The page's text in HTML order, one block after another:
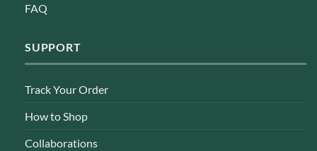
FAQ
SUPPORT
Track Your Order
How to Shop
Collaborations